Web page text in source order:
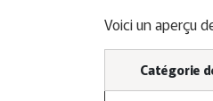
Voici un aperçu
Catégorie